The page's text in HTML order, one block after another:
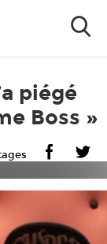
piégé
Boss »